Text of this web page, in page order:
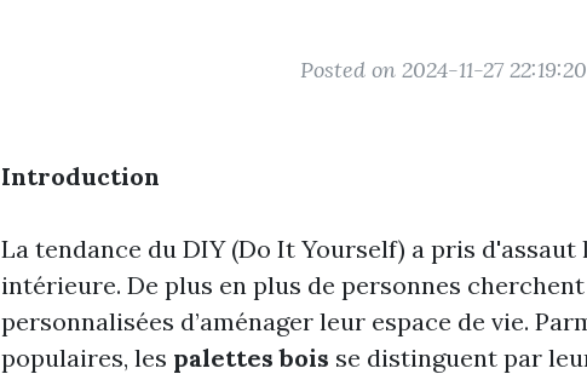
Posted on 2024-11-27 22:19:20
Introduction
La tendance du DIY (Do It Yourself) a pris
intérieure. De plus en plus de personnes
personnalisées d’aménager leur espace de vie.
populaires, les palettes bois se distinguent par